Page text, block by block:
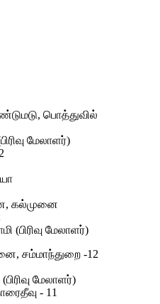
பொத்துவில்
மேலாளர்)
கல்முனை
(பிரிவு மேலாளர்)
சம்மாந்துறை -12
மேலாளர்)
- 11